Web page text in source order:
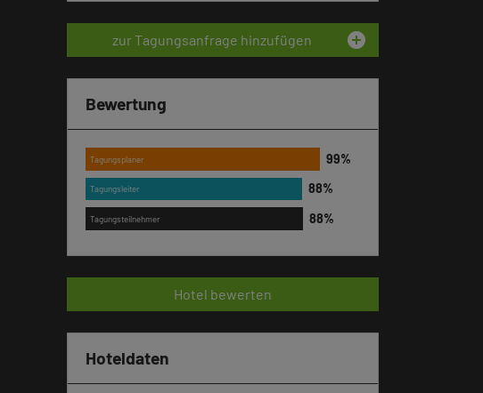
zur Tagungsanfrage hinzufügen add_circle
Bewertung
Tagungsplaner
Tagungsleiter
Tagungsteilnehmer
Hotel bewerten
Hoteldaten